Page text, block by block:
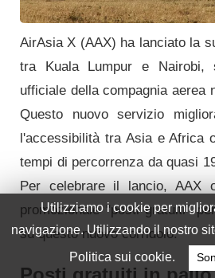
AirAsia X (AAX) ha lanciato la
tra Kuala Lumpur e Nairobi,
ufficiale della compagnia aerea
Questo nuovo servizio
l'accessibilità tra Asia e Africa
tempi di percorrenza da quasi
Per celebrare il lancio, AAX
promozionale "posti gratuiti"
su questo nuovo corridoio.